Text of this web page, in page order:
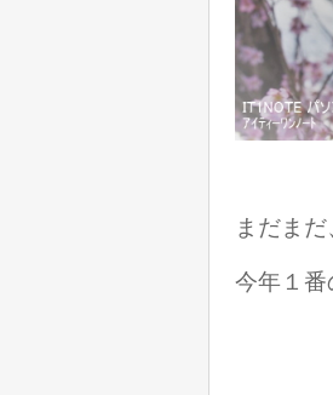
まだまだ
今年１番